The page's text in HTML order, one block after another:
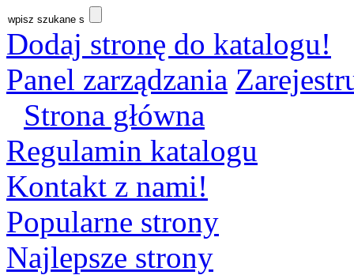
Dodaj stronę do katalogu!
Panel zarządzania
Strona główna
Regulamin katalogu
Kontakt z nami!
Popularne strony
Najlepsze strony